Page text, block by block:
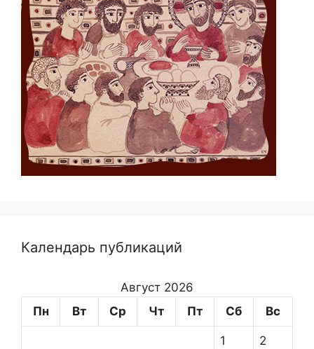
Календарь публикаций
Август 2026
Пн
Вт Ср Чт Пт Сб Вс
1 2